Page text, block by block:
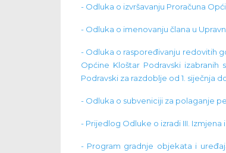
- Odluka o izvršavanju Proračuna
- Odluka o imenovanju člana u
- Odluka o raspoređivanju redovitih
Općine Kloštar Podravski
Podravski za razdoblje od 1. siječnja
- Odluka o subveniciji za polaganje
- Prijedlog Odluke o izradi III.
- Program gradnje objekata i